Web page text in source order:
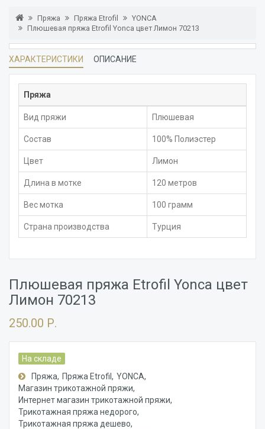
Пряжа Пряжа Etrofil
YONCA
Плюшевая пряжа Etrofil Yonca цвет Лимон 70213
ХАРАКТЕРИСТИКИ ОПИСАНИЕ
Пряжа
Вид пряжи Плюшевая
Состав 100% Полиэстер
Цвет Лимон
Длина в мотке 120 метров
Вес мотка 100 грамм
Страна производства Турция
Плюшевая пряжа Etrofil Yonca цвет
Лимон 70213
250.00 Р.
На складе
Пряжа
Пряжа Etrofil
YONCA
Магазин трикотажной пряжи
Интернет магазин трикотажной пряжи
Трикотажная пряжа недорого
Трикотажная пряжа дешево